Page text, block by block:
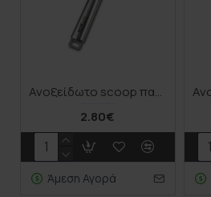
Ανοξείδωτο scoop παγωτού "Acer" 21.5cm
2.80€
Άμεση Αγορά